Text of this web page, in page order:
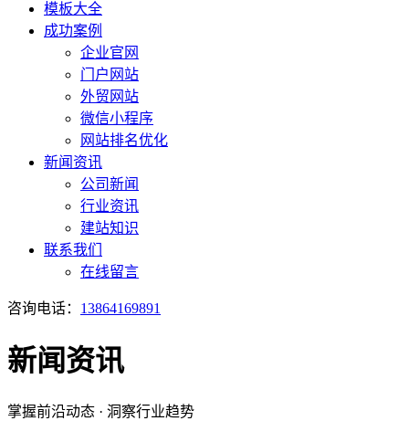
模板大全
成功案例
企业官网
门户网站
外贸网站
微信小程序
网站排名优化
新闻资讯
公司新闻
行业资讯
建站知识
联系我们
在线留言
咨询电话： 13864169891
新闻资讯
掌握前沿动态 · 洞察行业趋势